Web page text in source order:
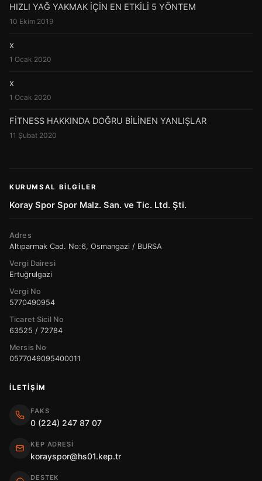
HIZLI YAĞ YAKMAK İÇİN EN ETKİLİ 5 YÖNTEM
10 Ekim 2019
x
1 Ocak 2020
x
1 Ocak 2020
FİTNESS HAKKINDA DOĞRU BİLİNEN YANLIŞLAR
11 Şubat 2020
KURUMSAL BILGILER
Koray Spor Spor Malz. San. ve Tic. Ltd. Şti.
Adres
Altıparmak Cad. No:6, Osmangazi / BURSA
Vergi Dairesi
Ertuğrulgazi
Vergi No
5770490954
Ticaret Sicil No
63525 / 72784
Mersis No
0577049095400011
İLETIŞIM
FAKS
0 (224) 247 87 07
KEP ADRESI
korayspor@hs01.kep.tr
DESTEK